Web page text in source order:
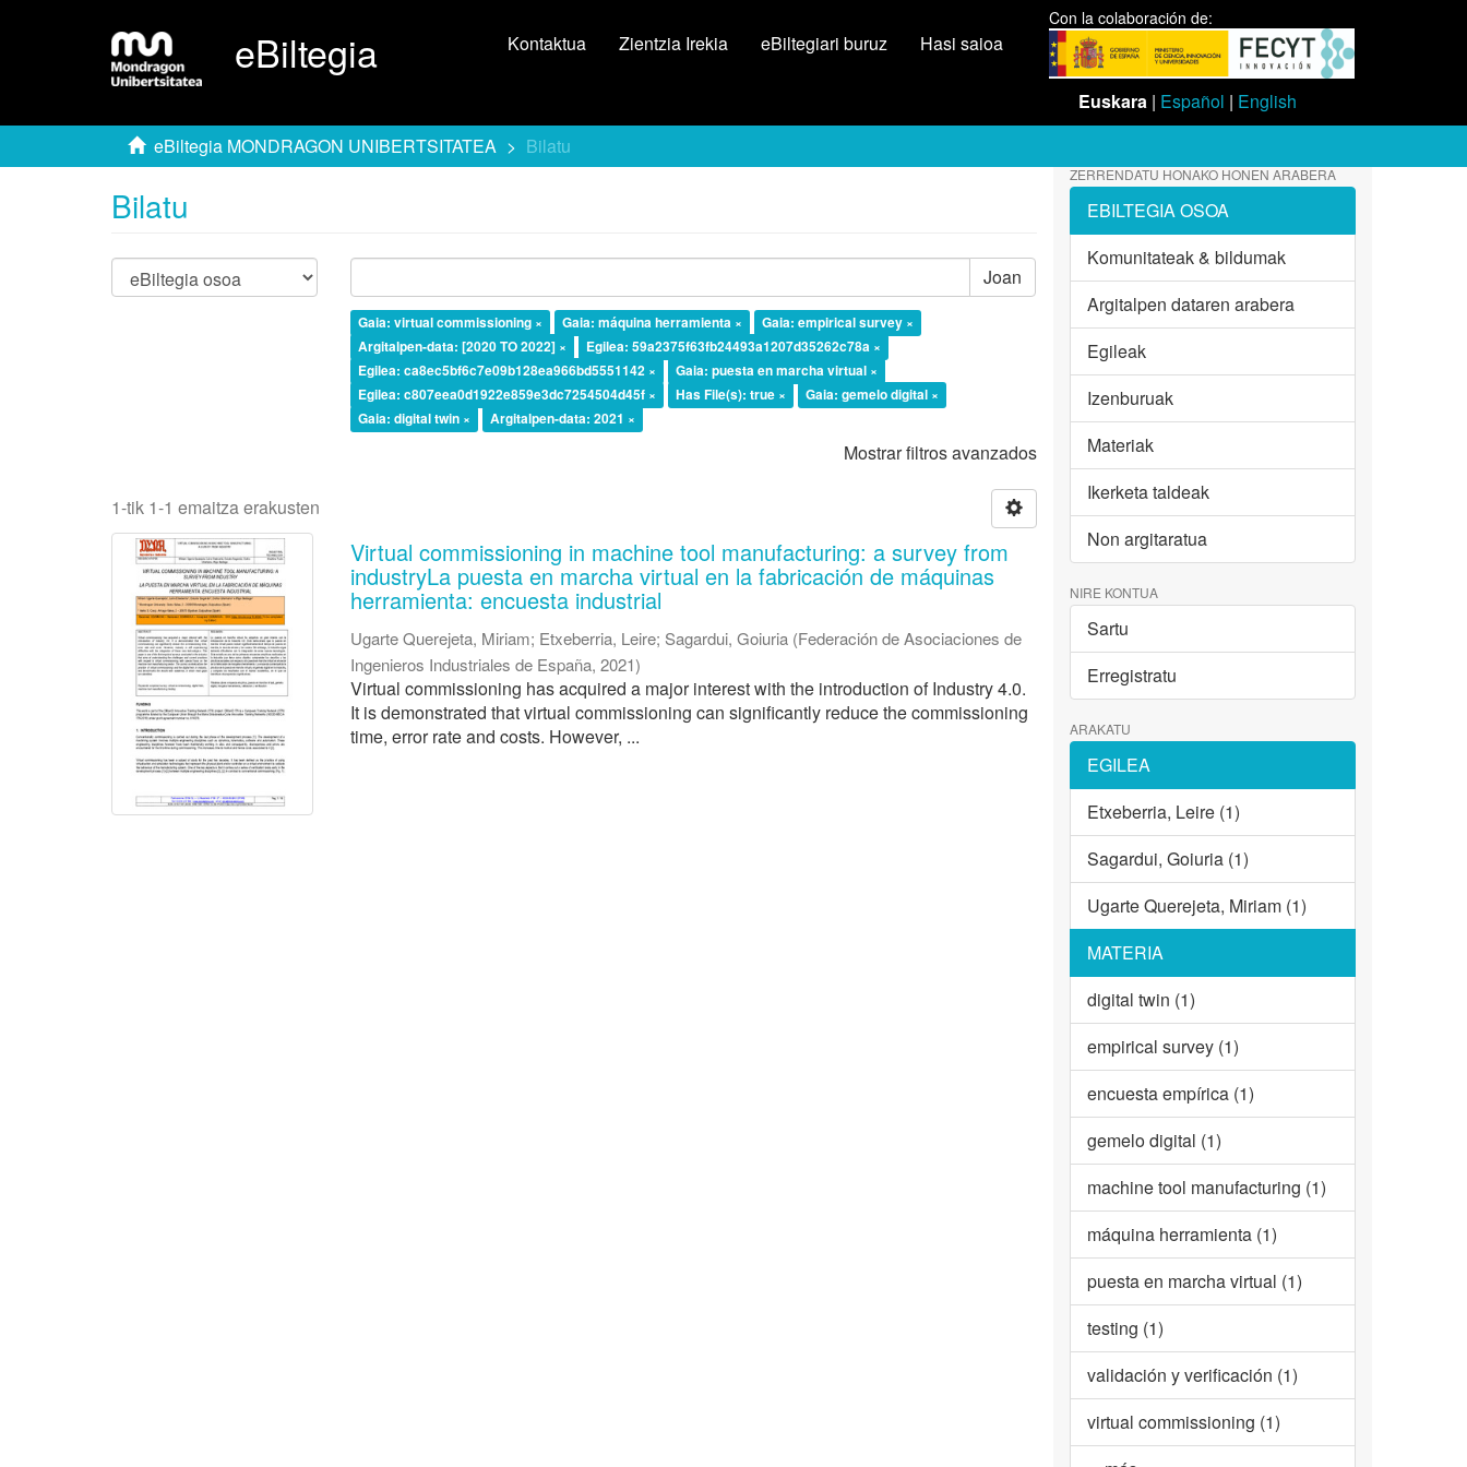
eBiltegia
Con la colaboración de:
Euskara | Español | English
Kontaktua Zientzia Irekia eBiltegiari buruz Hasi saioa
eBiltegia MONDRAGON UNIBERTSITATEA Bilatu
Bilatu
Joan
Gaia: virtual commissioning × Gaia: máquina herramienta ×
Gaia: empirical survey ×
Argitalpen-data: [2020 TO 2022] ×
Egilea: 59a2375f63fb24493a1207d35262c78a ×
Egilea: ca8ec5bf6c7e09b128ea966bd5551142 ×
Gaia: puesta en marcha virtual ×
Egilea: c807eea0d1922e859e3dc7254504d45f ×
Has File(s): true ×
Gaia: gemelo digital ×
Gaia: digital twin ×
Argitalpen-data: 2021 ×
Mostrar filtros avanzados
1-tik 1-1 emaitza erakusten
Virtual commissioning in machine tool manufacturing: a survey from
industryLa puesta en marcha virtual en la fabricación de máquinas
herramienta: encuesta industrial
Ugarte Querejeta, Miriam; Etxeberria, Leire; Sagardui, Goiuria (Federación de Asociaciones de
Ingenieros Industriales de España,2021)
Virtual commissioning has acquired a major interest with the introduction of Industry 4.0.
It is demonstrated that virtual commissioning can significantly reduce the commissioning
time, error rate and costs. However, ...
ZERRENDATU HONAKO HONEN ARABERA
EBILTEGIA OSOA
Komunitateak & bildumak
Argitalpen dataren arabera
Egileak
Izenburuak
Materiak
Ikerketa taldeak
Non argitaratua
NIRE KONTUA
Sartu
Erregistratu
ARAKATU
EGILEA
Etxeberria, Leire (1)
Sagardui, Goiuria (1)
Ugarte Querejeta, Miriam (1)
MATERIA
digital twin (1)
empirical survey (1)
encuesta empírica (1)
gemelo digital (1)
machine tool manufacturing (1)
máquina herramienta (1)
puesta en marcha virtual (1)
testing (1)
validación y verificación (1)
virtual commissioning (1)